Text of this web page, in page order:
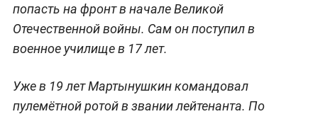
попасть на фронт в начале Великой
Отечественной войны. Сам он поступил в
военное училище в 17 лет.
Уже в 19 лет Мартынушкин командовал
пулемётной ротой в звании лейтенанта. По